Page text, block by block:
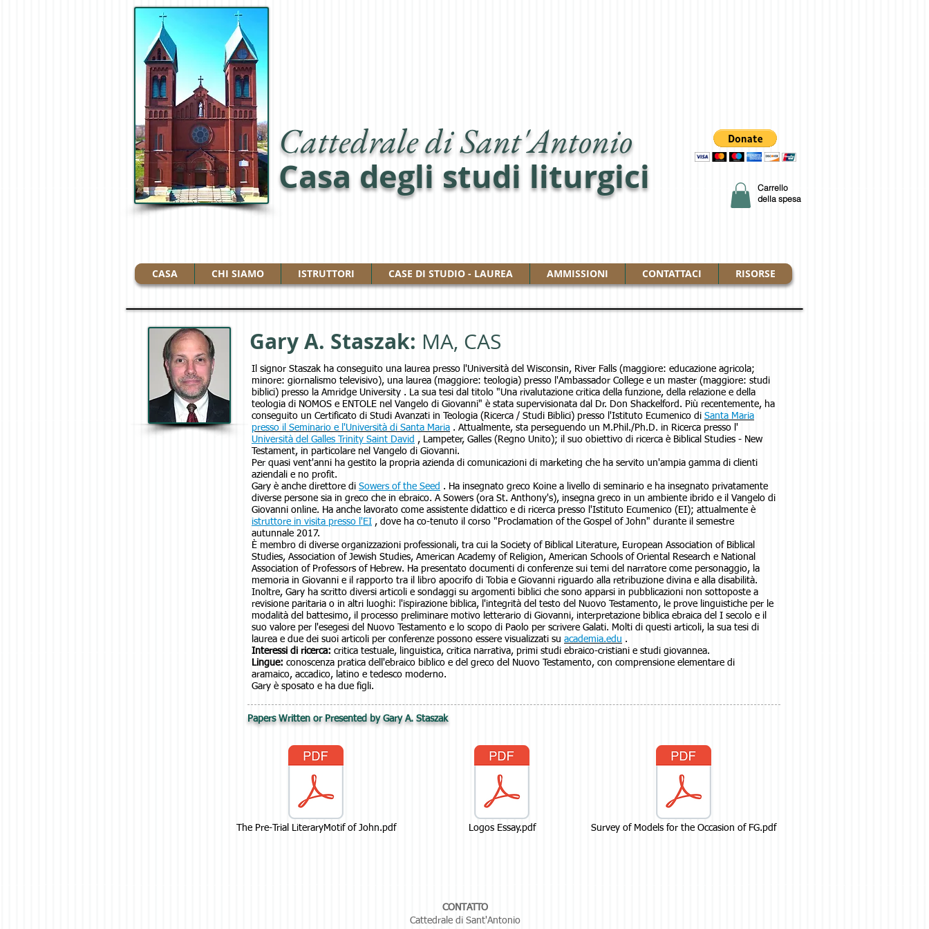
Cattedrale di Sant'Antonio
Casa degli studi liturgici
Carrello
della spesa
CASA CHI SIAMO ISTRUTTORI CASE DI STUDIO - LAUREA AMMISSIONI CONTATTACI RISORSE
Gary A. Staszak: MA, CAS
Il signor Staszak ha conseguito una laurea presso l'Università del Wisconsin, River Falls (maggiore: educazione agricola;
minore: giornalismo televisivo), una laurea (maggiore: teologia) presso l'Ambassador College e un master (maggiore: studi
biblici) presso la Amridge University . La sua tesi dal titolo "Una rivalutazione critica della funzione, della relazione e della
teologia di NOMOS e ENTOLE nel Vangelo di Giovanni" è stata supervisionata dal Dr. Don Shackelford. Più recentemente, ha
conseguito un Certificato di Studi Avanzati in Teologia (Ricerca / Studi Biblici) presso l'Istituto Ecumenico di Santa Maria
presso il Seminario e l'Università di Santa Maria . Attualmente, sta perseguendo un M.Phil./Ph.D. in Ricerca presso l'
Università del Galles Trinity Saint David , Lampeter, Galles (Regno Unito); il suo obiettivo di ricerca è Biblical Studies - New
Testament, in particolare nel Vangelo di Giovanni.
Per quasi vent'anni ha gestito la propria azienda di comunicazioni di marketing che ha servito un'ampia gamma di clienti
aziendali e no profit.
Gary è anche direttore di Sowers of the Seed . Ha insegnato greco Koine a livello di seminario e ha insegnato privatamente
diverse persone sia in greco che in ebraico. A Sowers (ora St. Anthony's), insegna greco in un ambiente ibrido e il Vangelo di
Giovanni online. Ha anche lavorato come assistente didattico e di ricerca presso l'Istituto Ecumenico (EI); attualmente è
istruttore in visita presso l'EI , dove ha co-tenuto il corso "Proclamation of the Gospel of John" durante il semestre
autunnale 2017.
È membro di diverse organizzazioni professionali, tra cui la Society of Biblical Literature, European Association of Biblical
Studies, Association of Jewish Studies, American Academy of Religion, American Schools of Oriental Research e National
Association of Professors of Hebrew. Ha presentato documenti di conferenze sui temi del narratore come personaggio, la
memoria in Giovanni e il rapporto tra il libro apocrifo di Tobia e Giovanni riguardo alla retribuzione divina e alla disabilità.
Inoltre, Gary ha scritto diversi articoli e sondaggi su argomenti biblici che sono apparsi in pubblicazioni non sottoposte a
revisione paritaria o in altri luoghi: l'ispirazione biblica, l'integrità del testo del Nuovo Testamento, le prove linguistiche per le
modalità del battesimo, il processo preliminare motivo letterario di Giovanni, interpretazione biblica ebraica del I secolo e il
suo valore per l'esegesi del Nuovo Testamento e lo scopo di Paolo per scrivere Galati. Molti di questi articoli, la sua tesi di
laurea e due dei suoi articoli per conferenze possono essere visualizzati su academia.edu .
Interessi di ricerca: critica testuale, linguistica, critica narrativa, primi studi ebraico-cristiani e studi giovannea.
Lingue: conoscenza pratica dell'ebraico biblico e del greco del Nuovo Testamento, con comprensione elementare di
aramaico, accadico, latino e tedesco moderno.
Gary è sposato e ha due figli.
Papers Written or Presented by Gary A. Staszak
The Pre-Trial LiteraryMotif of John.pdf Logos Essay.pdf Survey of Models for the Occasion of FG.pdf
CONTATTO
Cattedrale di Sant'Antonio